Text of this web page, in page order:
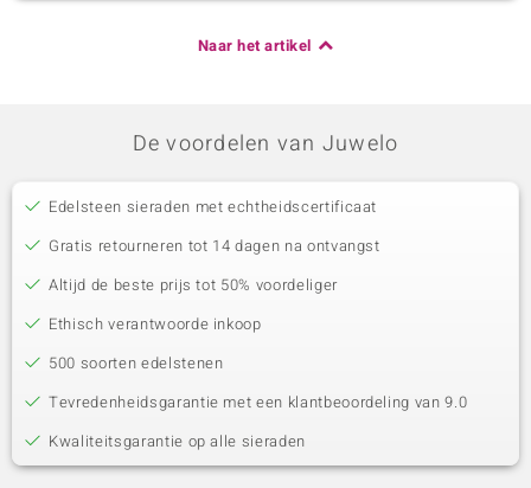
Naar het artikel
De voordelen van Juwelo
Edelsteen sieraden met echtheidscertificaat
Gratis retourneren tot 14 dagen na ontvangst
Altijd de beste prijs tot 50% voordeliger
Ethisch verantwoorde inkoop
500 soorten edelstenen
Tevredenheidsgarantie met een klantbeoordeling van 9.0
Kwaliteitsgarantie op alle sieraden